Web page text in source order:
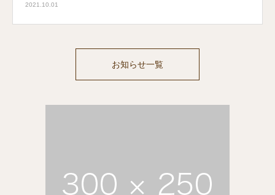
2021.10.01
お知らせ一覧